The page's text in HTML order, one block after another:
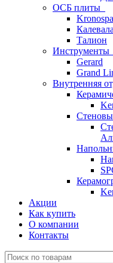
ОСБ плиты
Калевала
Талион
Инструменты
Gerard
Grand
Внутренняя
Акции
Как купить
О компании
Контакты